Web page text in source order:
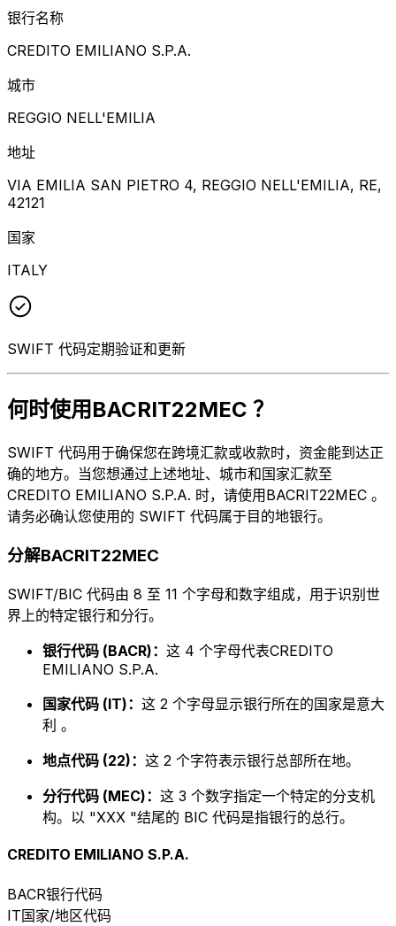
银行名称
CREDITO EMILIANO S.P.A.
城市
REGGIO NELL'EMILIA
地址
VIA EMILIA SAN PIETRO 4, REGGIO NELL'EMILIA, RE,
42121
国家
ITALY
SWIFT 代码定期验证和更新
何时使用BACRIT22MEC ？
SWIFT 代码用于确保您在跨境汇款或收款时，资金能到达正
确的地方。当您想通过上述地址、城市和国家汇款至
CREDITO EMILIANO S.P.A. 时，请使用BACRIT22MEC 。
请务必确认您使用的 SWIFT 代码属于目的地银行。
分解BACRIT22MEC
SWIFT/BIC 代码由 8 至 11 个字母和数字组成，用于识别世
界上的特定银行和分行。
银行代码 (BACR)： 这 4 个字母代表CREDITO
EMILIANO S.P.A.
国家代码 (IT)： 这 2 个字母显示银行所在的国家是意大
利 。
地点代码 (22)： 这 2 个字符表示银行总部所在地。
分行代码 (MEC)： 这 3 个数字指定一个特定的分支机
构。以 "XXX "结尾的 BIC 代码是指银行的总行。
CREDITO EMILIANO S.P.A.
BACR银行代码
IT国家/地区代码